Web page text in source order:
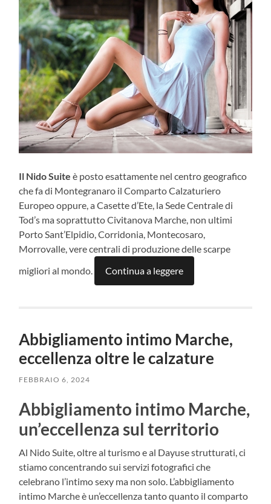
Il Nido Suite è posto esattamente nel centro geografico
che fa di Montegranaro il Comparto Calzaturiero
Europeo oppure, a Casette d’Ete, la Sede Centrale di
Tod’s ma soprattutto Civitanova Marche, non ultimi
Porto Sant’Elpidio, Corridonia, Montecosaro,
Morrovalle, vere centrali di produzione delle scarpe
migliori al mondo.
Continua a leggere
Abbigliamento intimo Marche,
eccellenza oltre le calzature
FEBBRAIO 6, 2024
Abbigliamento intimo Marche,
un’eccellenza sul territorio
Al Nido Suite, oltre al turismo e al Dayuse strutturati, ci
stiamo concentrando sui servizi fotografici che
celebrano l’intimo sexy ma non solo. L’abbigliamento
intimo Marche è un’eccellenza tanto quanto il comparto